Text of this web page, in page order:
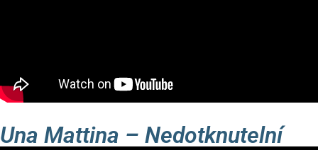
Una Mattina – Nedotknutelní